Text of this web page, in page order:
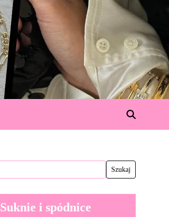
Suknie i spódnice